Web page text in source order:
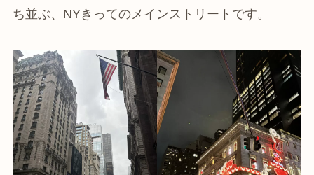
ち並ぶ、NYきってのメインストリートです。